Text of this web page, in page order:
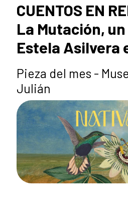
CUENTOS EN
La Mutación,
Estela Asilvera
Pieza del mes -
Julián